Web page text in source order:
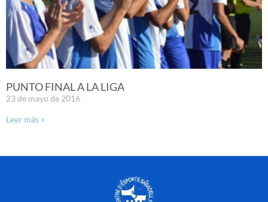
PUNTO FINAL A LA LIGA
23 de mayo de 2016
Leer más »